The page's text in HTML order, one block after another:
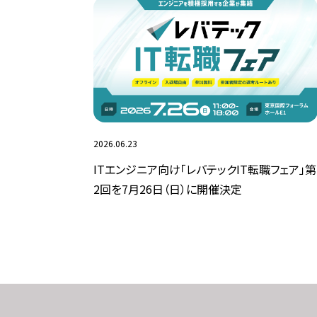
2026.06.23
ITエンジニア向け「レバテックIT転職フェア」第
2回を7月26日（日）に開催決定